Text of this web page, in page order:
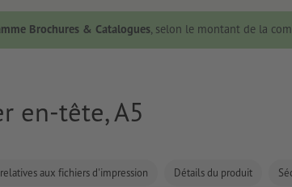
Brochures & Catalogues, selon le montant de la
en-tête, A5
aux fichiers d'impression Détails du produit